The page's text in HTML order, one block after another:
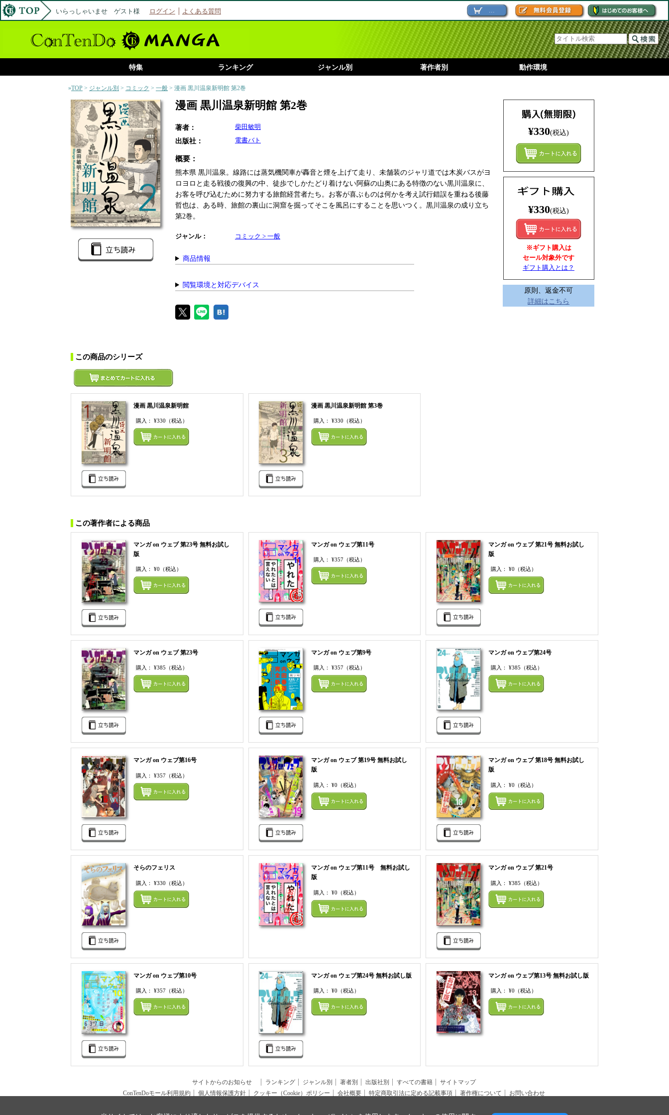
いらっしゃいませ ゲスト様 ログイン よくある質問
特集 ランキング ジャンル別 著作者別 動作環境
»TOP > ジャンル別 > コミック > 一般 > 漫画 黒川温泉新明館 第2巻
漫画 黒川温泉新明館 第2巻
著者： 柴田敏明
出版社： 電書バト
概要：
熊本県 黒川温泉。線路には蒸気機関車が轟音と煙を上げて走り、未舗装のジャリ道では木炭バスがヨ
ロヨロと走る戦後の復興の中、徒歩でしかたどり着けない阿蘇の山奥にある特徴のない黒川温泉に、
お客を呼び込むために努力する旅館経営者たち。お客が喜ぶものは何かを考え試行錯誤を重ねる後藤
哲也は、ある時、旅館の裏山に洞窟を掘ってそこを風呂にすることを思いつく。黒川温泉の成り立ち
第2巻。
ジャンル： コミック > 一般
商品情報
閲覧環境と対応デバイス
¥330(税込)
¥330(税込)
※ギフト購入は
セール対象外です
ギフト購入とは？
原則、返金不可
詳細はこちら
この商品のシリーズ
漫画 黒川温泉新明館
購入： ¥330 （税込）
まとめてカートにいれる
漫画 黒川温泉新明館 第3巻
購入： ¥330 （税込）
この著作者による商品
マンガ on ウェブ 第23号 無料お試し
版
購入： ¥0 （税込）
まとめてカートにいれる
マンガ on ウェブ第11号
購入： ¥357（税込）
まとめてカートにいれる
マンガ on ウェブ 第21号 無料お試し
版
購入：¥0 （税込）
マンガ on ウェブ 第23号
購入： ¥385 （税込）
まとめてカートにいれる
マンガ on ウェブ第9号
購入： ¥357（税込）
まとめてカートにいれる
マンガ on ウェブ第24号
購入：¥385 （税込）
マンガ on ウェブ第16号
購入： ¥357 （税込）
まとめてカートにいれる
マンガ on ウェブ 第19号 無料お試し
版
購入： ¥0 （税込）
まとめてカートにいれる
マンガ on ウェブ 第18号 無料お試し
版
購入：¥0 （税込）
そらのフェリス
購入： ¥330 （税込）
まとめてカートにいれる
マンガ on ウェブ第11号 無料お試し
版
購入： ¥0 （税込）
まとめてカートにいれる
マンガ on ウェブ 第21号
購入：¥385 （税込）
マンガ on ウェブ第10号
購入： ¥357 （税込）
まとめてカートにいれる
マンガ on ウェブ第24号 無料お試し版
購入： ¥0 （税込）
まとめてカートにいれる
マンガ on ウェブ第13号 無料お試し版
購入：¥0 （税込）
サイトからのお知らせ ランキング ジャンル別 著者別 出版社別 すべての書籍
サイトマップ
ConTenDoモール利用規約
個人情報保護方針 クッキー（Cookie）ポリシー 会社概要 特定商取引法に定める記載事項 著作権について お問い合わせ